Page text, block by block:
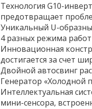
Технология G10-
предотвращает
Уникальный U-
4 разных режима
Инновационная
достигается за счет
Двойной автосвинг
Генератор «Холодной
Интеллектуальная
мини-сенсора,